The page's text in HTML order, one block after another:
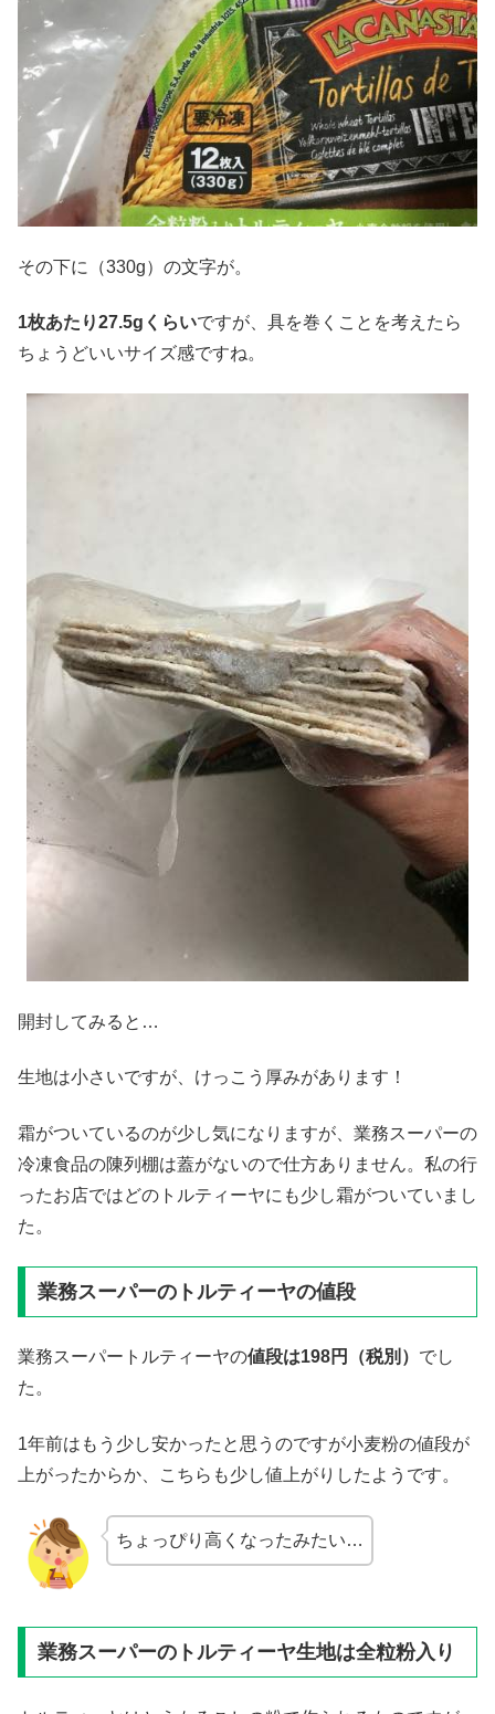
その下に（330g）の文字が。
1枚あたり27.5g くらいですが、具を巻くことを考えたら
ちょうどいいサイズ感ですね。
開封してみると…
生地は小さいですが、けっこう厚みがあります！
霜がついているのが少し気になりますが、業務スーパーの
冷凍食品の陳列棚は蓋がないので仕方ありません。私の行
ったお店ではどのトルティーヤにも少し霜がついていまし
た。
業務スーパーのトルティーヤの値段
業務スーパートルティーヤの値段は198円（税別） でし
た。
1年前はもう少し安かったと思うのですが小麦粉の値段が
上がったからか、こちらも少し値上がりしたようです。
ちょっぴり高くなったみたい…
業務スーパーのトルティーヤ生地は全粒粉入り